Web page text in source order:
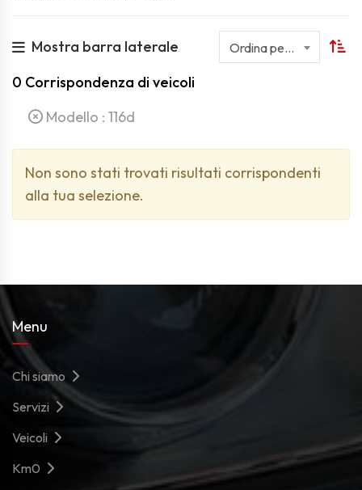
Mostra barra laterale Ordina per nome
0 Corrispondenza di veicoli
Modello : 116d
Non sono stati trovati risultati corrispondenti
alla tua selezione.
Menu
Chi siamo
Servizi
Veicoli
Km0